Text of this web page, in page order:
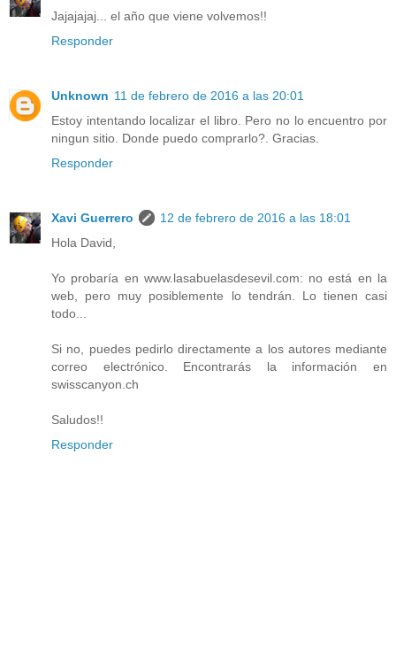
Jajajajaj... el año que viene volvemos!!
Responder
Unknown 11 de febrero de 2016 a las 20:01
Estoy intentando localizar el libro. Pero no lo encuentro por
ningun sitio. Donde puedo comprarlo?. Gracias.
Responder
Xavi Guerrero
12 de febrero de 2016 a las 18:01
Hola David,
Yo probaría en www.lasabuelasdesevil.com: no está en la
web, pero muy posiblemente lo tendrán. Lo tienen casi
todo...
Si no, puedes pedirlo directamente a los autores mediante
correo electrónico. Encontrarás la información en
swisscanyon.ch
Saludos!!
Responder